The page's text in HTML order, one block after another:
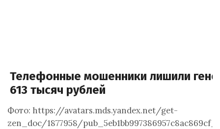
Телефонные мошенники лишили
613 тысяч рублей
Фото: https://avatars.mds.yandex.net/get-
zen_doc/1877958/